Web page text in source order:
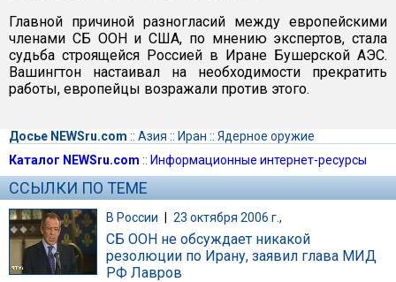
Главной причиной разногласий между европейскими
членами СБ ООН и США, по мнению экспертов, стала
судьба строящейся Россией в Иране Бушерской АЭС.
Вашингтон настаивал на необходимости прекратить
работы, европейцы возражали против этого.
Досье NEWSru.com :: Азия :: Иран :: Ядерное оружие
Каталог NEWSru.com :: Информационные интернет-ресурсы
ССЫЛКИ ПО ТЕМЕ
В России | 23 октября 2006 г.,
СБ ООН не обсуждает никакой
резолюции по Ирану, заявил глава МИД
РФ Лавров